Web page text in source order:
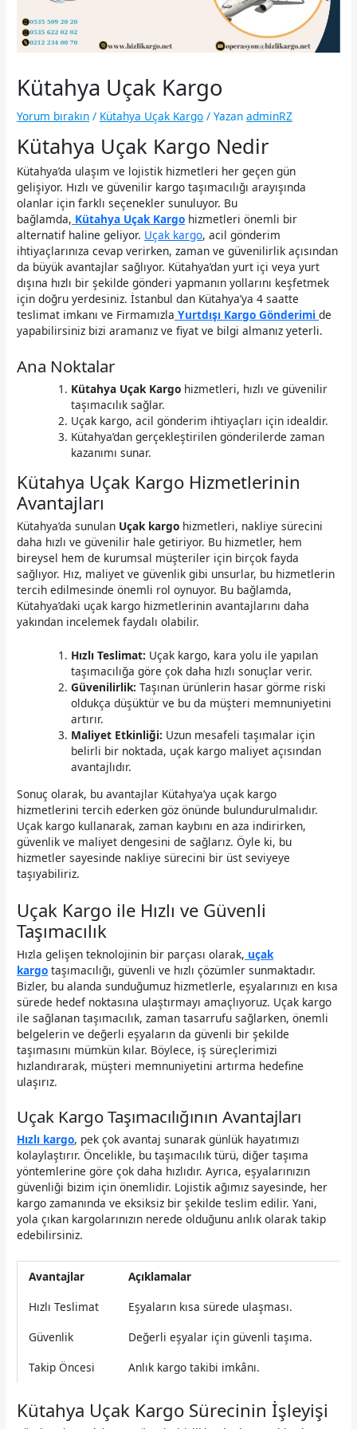
Kütahya Uçak Kargo
Yorum bırakın / Kütahya Uçak Kargo / Yazan adminRZ
Kütahya Uçak Kargo Nedir
Kütahya’da ulaşım ve lojistik hizmetleri her geçen gün
gelişiyor. Hızlı ve güvenilir kargo taşımacılığı arayışında
olanlar için farklı seçenekler sunuluyor. Bu
bağlamda, Kütahya Uçak Kargo hizmetleri önemli bir
alternatif haline geliyor. Uçak kargo, acil gönderim
ihtiyaçlarınıza cevap verirken, zaman ve güvenilirlik açısından
da büyük avantajlar sağlıyor. Kütahya’dan yurt içi veya yurt
dışına hızlı bir şekilde gönderi yapmanın yollarını keşfetmek
için doğru yerdesiniz. İstanbul dan Kütahya’ya 4 saatte
teslimat imkanı ve Firmamızla Yurtdışı Kargo Gönderimide
yapabilirsiniz bizi aramanız ve fiyat ve bilgi almanız yeterli.
Ana Noktalar
Kütahya Uçak Kargo hizmetleri, hızlı ve güvenilir
taşımacılık sağlar.
Uçak kargo, acil gönderim ihtiyaçları için idealdir.
Kütahya’dan gerçekleştirilen gönderilerde zaman
kazanımı sunar.
Kütahya Uçak Kargo Hizmetlerinin
Avantajları
Kütahya’da sunulan Uçak kargo hizmetleri, nakliye sürecini
daha hızlı ve güvenilir hale getiriyor. Bu hizmetler, hem
bireysel hem de kurumsal müşteriler için birçok fayda
sağlıyor. Hız, maliyet ve güvenlik gibi unsurlar, bu hizmetlerin
tercih edilmesinde önemli rol oynuyor. Bu bağlamda,
Kütahya’daki uçak kargo hizmetlerinin avantajlarını daha
yakından incelemek faydalı olabilir.
Hızlı Teslimat: Uçak kargo, kara yolu ile yapılan
taşımacılığa göre çok daha hızlı sonuçlar verir.
Güvenilirlik: Taşınan ürünlerin hasar görme riski
oldukça düşüktür ve bu da müşteri memnuniyetini
artırır.
Maliyet Etkinliği: Uzun mesafeli taşımalar için
belirli bir noktada, uçak kargo maliyet açısından
avantajlıdır.
Sonuç olarak, bu avantajlar Kütahya’ya uçak kargo
hizmetlerini tercih ederken göz önünde bulundurulmalıdır.
Uçak kargo kullanarak, zaman kaybını en aza indirirken,
güvenlik ve maliyet dengesini de sağlarız. Öyle ki, bu
hizmetler sayesinde nakliye sürecini bir üst seviyeye
taşıyabiliriz.
Uçak Kargo ile Hızlı ve Güvenli
Taşımacılık
Hızla gelişen teknolojinin bir parçası olarak, uçak
kargo taşımacılığı, güvenli ve hızlı çözümler sunmaktadır.
Bizler, bu alanda sunduğumuz hizmetlerle, eşyalarınızı en kısa
sürede hedef noktasına ulaştırmayı amaçlıyoruz. Uçak kargo
ile sağlanan taşımacılık, zaman tasarrufu sağlarken, önemli
belgelerin ve değerli eşyaların da güvenli bir şekilde
taşımasını mümkün kılar. Böylece, iş süreçlerimizi
hızlandırarak, müşteri memnuniyetini artırma hedefine
ulaşırız.
Uçak Kargo Taşımacılığının Avantajları
Hızlı kargo, pek çok avantaj sunarak günlük hayatımızı
kolaylaştırır. Öncelikle, bu taşımacılık türü, diğer taşıma
yöntemlerine göre çok daha hızlıdır. Ayrıca, eşyalarınızın
güvenliği bizim için önemlidir. Lojistik ağımız sayesinde, her
kargo zamanında ve eksiksiz bir şekilde teslim edilir. Yani,
yola çıkan kargolarınızın nerede olduğunu anlık olarak takip
edebilirsiniz.
Avantajlar
Açıklamalar
Hızlı Teslimat
Eşyaların kısa sürede ulaşması.
Güvenlik
Değerli eşyalar için güvenli taşıma.
Takip Öncesi
Anlık kargo takibi imkânı.
Kütahya Uçak Kargo Sürecinin İşleyişi